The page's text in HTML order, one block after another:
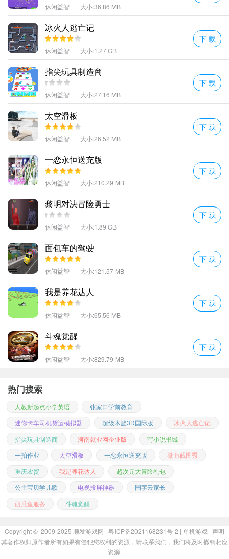
休闲益智 大小:36.86 MB
冰火人逃亡记
休闲益智 大小:1.27 GB
下 载
指尖玩具制造商
休闲益智 大小:27.16 MB
下 载
太空滑板
休闲益智 大小:26.52 MB
下 载
一恋永恒送充版
休闲益智 大小:210.29 MB
下 载
黎明对决冒险勇士
休闲益智 大小:1.89 GB
下 载
面包车的驾驶
休闲益智 大小:121.57 MB
下 载
我是养花达人
休闲益智 大小:65.56 MB
下 载
斗魂觉醒
休闲益智 大小:829.79 MB
下 载
热门搜索
人教新起点小学英语
张家口学前教育
迷你卡车司机货运模拟器
超级木旋3D国际版
冰火人逃亡记
指尖玩具制造商
河南就业网企业版
写小说书城
一拍作业
太空滑板 一恋永恒送充版
微商截图秀
重庆农贸
我是养花达人
超次元大冒险礼包
公主宝贝学儿歌
电视投屏神器
国字云家长
西瓜鱼服务
斗魂觉醒
Copyright © 2009-2025 顺发游戏网 | 粤ICP备2021168231号-2 | 单机游戏 | 声明
其著作权归原作者所有如果有侵犯您权利的资源，请联系我们，我们将及时撤销相应
资源.